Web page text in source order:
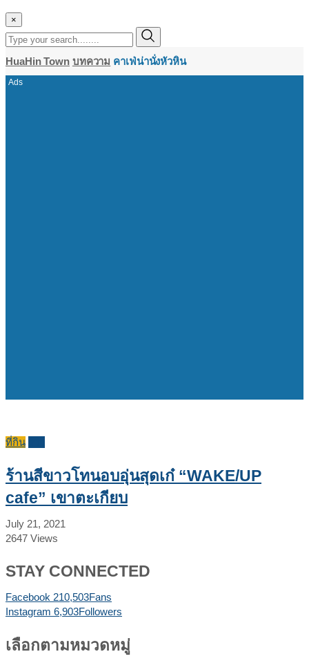
×
HuaHin Town บทความ คาเฟ่น่านั่งหัวหิน
ที่กิน
ร้านสีขาวโทนอบอุ่นสุดเก๋ “WAKE/UP
cafe” เขาตะเกียบ
July 21, 2021
2647 Views
STAY CONNECTED
Facebook 210,503Fans
Instagram 6,903Followers
เลือกตามหมวดหมู่